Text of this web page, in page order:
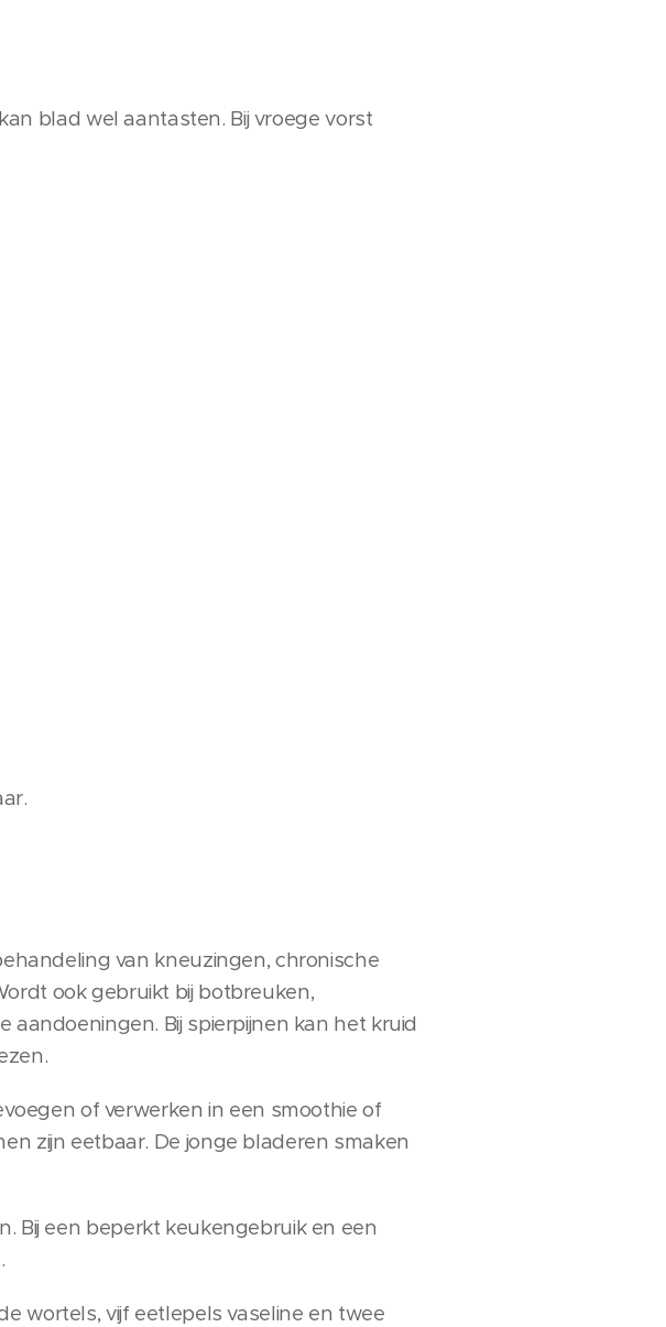
blad wel aantasten. Bij vroege vorst
van kneuzingen, chronische
ook gebruikt bij botbreuken,
Bij spierpijnen kan het kruid
of verwerken in een smoothie of
zijn eetbaar. De jonge bladeren smaken
Bij een beperkt keukengebruik en een
wortels, vijf eetlepels vaseline en twee